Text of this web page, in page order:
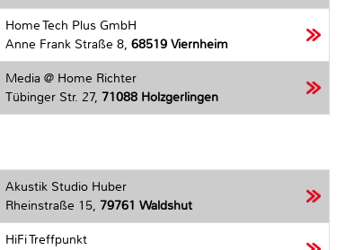
Home Tech Plus GmbH
Anne Frank Straße 8, 68519 Viernheim
Media @ Home Richter
Tübinger Str. 27, 71088 Holzgerlingen
Akustik Studio Huber
Rheinstraße 15, 79761 Waldshut
HiFi Treffpunkt